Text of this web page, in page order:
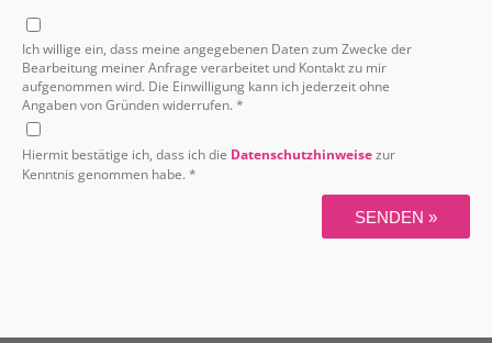
Ich willige ein, dass meine angegebenen Daten zum Zwecke der
Bearbeitung meiner Anfrage verarbeitet und Kontakt zu mir
aufgenommen wird. Die Einwilligung kann ich jederzeit ohne
Angaben von Gründen widerrufen. *
Hiermit bestätige ich, dass ich die Datenschutzhinweisezur
Kenntnis genommen habe. *
SENDEN »